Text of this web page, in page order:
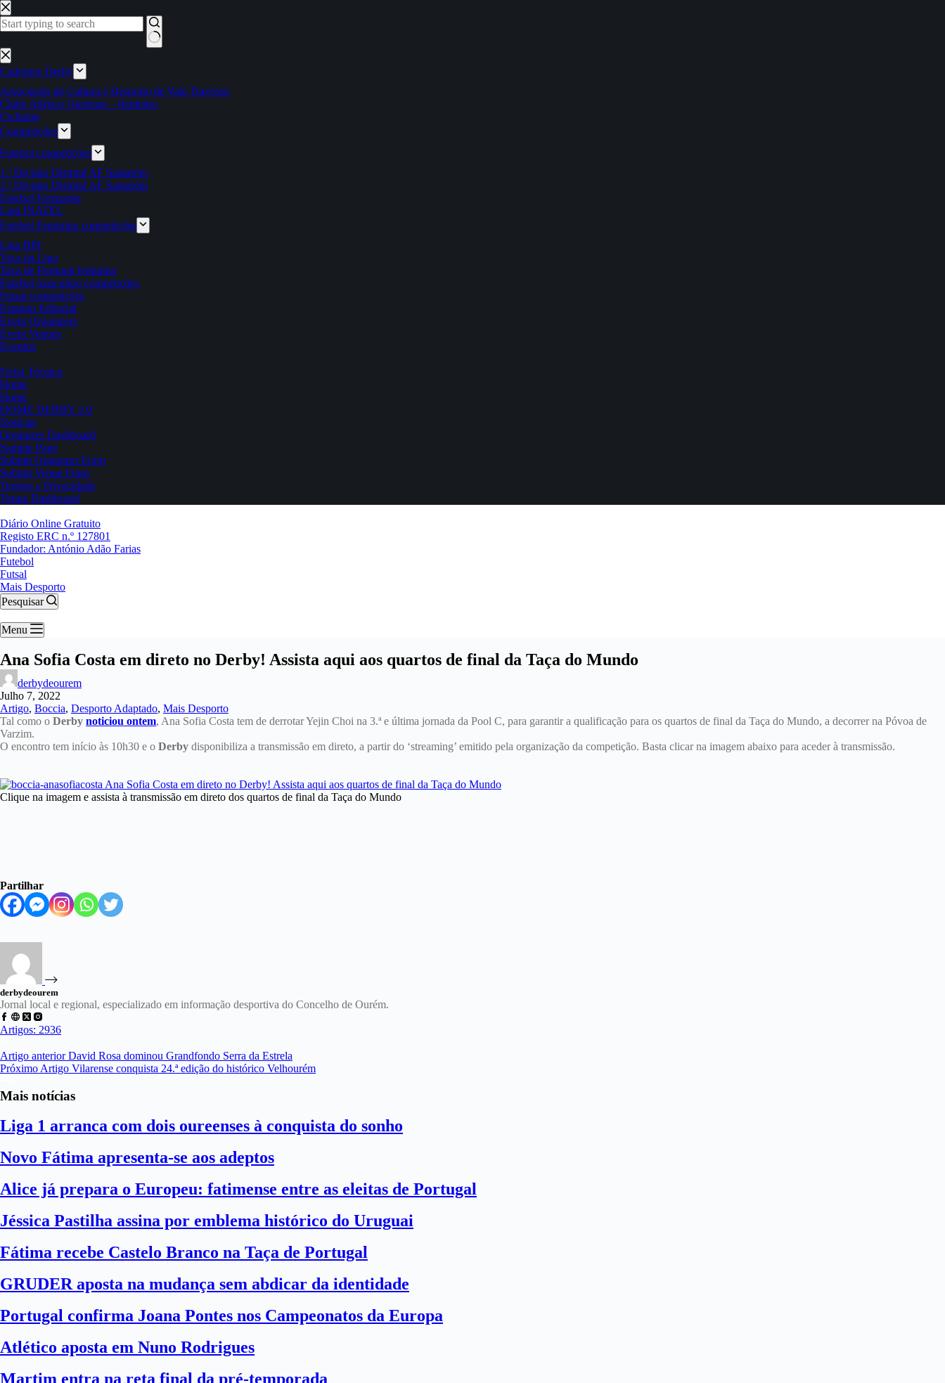
Pular
para
o
Sem
resultados
Cadernos Derby
Associação de Cultura e Desporto de Vale Travesso
Clube Atlético Ouriense – feminino
Ciclismo
Competições
Futebol competições
1.ª Divisão Distrital AF Santarém
2.ª Divisão Distrital AF Santarém
Futebol Formação
Liga INATEL
Futebol Feminino competições
Liga BPI
Taça da Liga
Taça de Portugal feminina
Futebol masculino competições
Futsal competições
Estatuto Editorial
Event Organizers
Event Venues
Eventos
Ficha Técnica
Home
Home
HOME DERBY 2.0
Notícias
Organizer Dashboard
Sample Page
Submit Organizer Form
Submit Venue Form
Termos e Privacidade
Venue Dashboard
Diário Online Gratuito
Registo ERC n.º 127801
Fundador: António Adão Farias
Futebol
Futsal
Mais Desporto
Pesquisar
Menu
Ana Sofia Costa em direto no Derby! Assista aqui aos quartos de final da Taça do Mundo
derbydeourem
Julho 7, 2022
Artigo, Boccia, Desporto Adaptado, Mais Desporto
Tal como o Derby noticiou ontem, Ana Sofia Costa tem de derrotar Yejin Choi na 3.ª e última jornada da Pool C, para garantir a qualificação para os quartos de final da Taça do Mundo, a decorrer na Póvoa de
Varzim.
O encontro tem início às 10h30 e o Derby disponibiliza a transmissão em direto, a partir do ‘streaming’ emitido pela organização da competição. Basta clicar na imagem abaixo para aceder à transmissão.
Clique na imagem e assista à transmissão em direto dos quartos de final da Taça do Mundo
Partilhar
derbydeourem
Jornal local e regional, especializado em informação desportiva do Concelho de Ourém.
Artigos: 2936
Artigo anteriorDavid Rosa dominou Grandfondo Serra da Estrela
Próximo Artigo Vilarense conquista 24.ª edição do histórico Velhourém
Mais notícias
Liga 1 arranca com dois oureenses à conquista do sonho
Novo Fátima apresenta-se aos adeptos
Alice já prepara o Europeu: fatimense entre as eleitas de Portugal
Jéssica Pastilha assina por emblema histórico do Uruguai
Fátima recebe Castelo Branco na Taça de Portugal
GRUDER aposta na mudança sem abdicar da identidade
Portugal confirma Joana Pontes nos Campeonatos da Europa
Atlético aposta em Nuno Rodrigues
Martim entra na reta final da pré-temporada